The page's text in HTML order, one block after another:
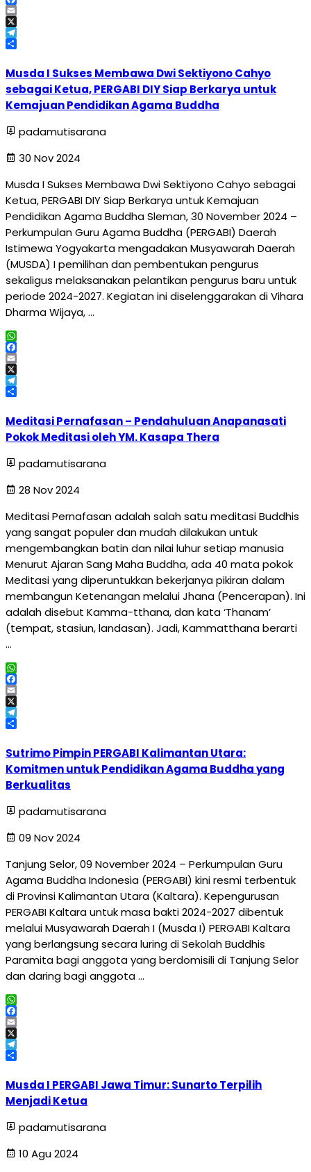
Facebook
Email
X
Telegram
Musda I Sukses Membawa Dwi Sektiyono Cahyo
sebagai Ketua, PERGABI DIY Siap Berkarya untuk
Kemajuan Pendidikan Agama Buddha
padamutisarana
30 Nov 2024
Musda I Sukses Membawa Dwi Sektiyono Cahyo sebagai
Ketua, PERGABI DIY Siap Berkarya untuk Kemajuan
Pendidikan Agama Buddha Sleman, 30 November 2024 –
Perkumpulan Guru Agama Buddha (PERGABI) Daerah
Istimewa Yogyakarta mengadakan Musyawarah Daerah
(MUSDA) I pemilihan dan pembentukan pengurus
sekaligus melaksanakan pelantikan pengurus baru untuk
periode 2024-2027. Kegiatan ini diselenggarakan di Vihara
Dharma Wijaya, …
WhatsApp
Facebook
Email
X
Telegram
Meditasi Pernafasan – Pendahuluan Anapanasati
Pokok Meditasi oleh YM. Kasapa Thera
padamutisarana
28 Nov 2024
Meditasi Pernafasan adalah salah satu meditasi Buddhis
yang sangat populer dan mudah dilakukan untuk
mengembangkan batin dan nilai luhur setiap manusia
Menurut Ajaran Sang Maha Buddha, ada 40 mata pokok
Meditasi yang diperuntukkan bekerjanya pikiran dalam
membangun Ketenangan melalui Jhana (Pencerapan). Ini
adalah disebut Kamma-tthana, dan kata ‘Thanam’
(tempat, stasiun, landasan). Jadi, Kammatthana berarti
…
WhatsApp
Facebook
Email
X
Telegram
Sutrimo Pimpin PERGABI Kalimantan Utara:
Komitmen untuk Pendidikan Agama Buddha yang
Berkualitas
padamutisarana
09 Nov 2024
Tanjung Selor, 09 November 2024 – Perkumpulan Guru
Agama Buddha Indonesia (PERGABI) kini resmi terbentuk
di Provinsi Kalimantan Utara (Kaltara). Kepengurusan
PERGABI Kaltara untuk masa bakti 2024-2027 dibentuk
melalui Musyawarah Daerah I (Musda I) PERGABI Kaltara
yang berlangsung secara luring di Sekolah Buddhis
Paramita bagi anggota yang berdomisili di Tanjung Selor
dan daring bagi anggota …
WhatsApp
Facebook
Email
X
Telegram
Musda I PERGABI Jawa Timur: Sunarto Terpilih
Menjadi Ketua
padamutisarana
10 Agu 2024